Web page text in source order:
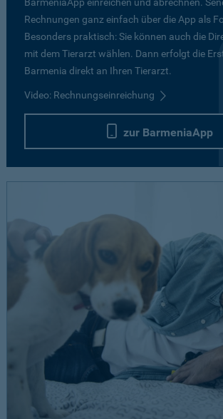
Rechnungen ganz einfach über die App als
Besonders praktisch: Sie können auch die
mit dem Tierarzt wählen. Dann erfolgt die
Barmenia direkt an Ihren Tierarzt.
Video: Rechnungseinreichung
zur BarmeniaApp